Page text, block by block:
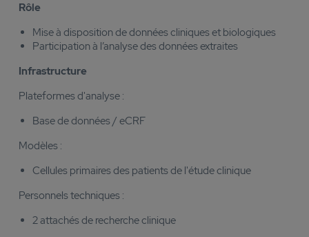
Rôle
Mise à disposition de données cliniques et biologiques
Participation à l’analyse des données extraites
Infrastructure
Plateformes d'analyse :
Base de données / eCRF
Modèles :
Cellules primaires des patients de l'étude clinique
Personnels techniques :
2 attachés de recherche clinique